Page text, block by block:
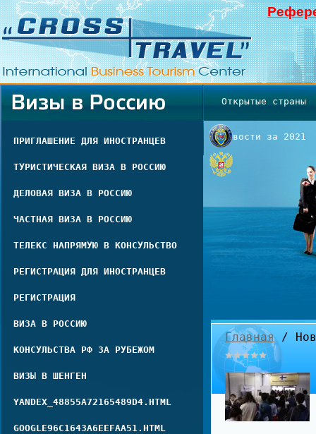
Открытые страны
Новости за 2021
ПРИГЛАШЕНИЕ ДЛЯ ИНОСТРАНЦЕВ
ТУРИСТИЧЕСКАЯ ВИЗА В РОССИЮ
ДЕЛОВАЯ ВИЗА В РОССИЮ
ЧАСТНАЯ ВИЗА В РОССИЮ
ТЕЛЕКС НАПРЯМУЮ В КОНСУЛЬСТВО
РЕГИСТРАЦИЯ ДЛЯ ИНОСТРАНЦЕВ
РЕГИСТРАЦИЯ
ВИЗА В РОССИЮ
КОНСУЛЬСТВА РФ ЗА РУБЕЖОМ
ВИЗЫ В ШЕНГЕН
YANDEX_48855A72165489D4.HTML
GOOGLE96C1643A6EEFAA51.HTML
Главная/